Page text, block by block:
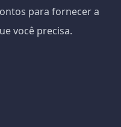
para fornecer a
você precisa.